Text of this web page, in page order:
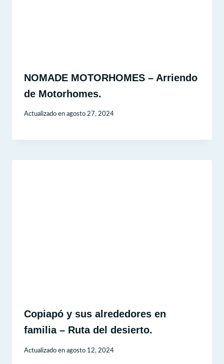
NOMADE MOTORHOMES – Arriendo
de Motorhomes.
Actualizado en agosto 27, 2024
Copiapó y sus alrededores en
familia – Ruta del desierto.
Actualizado en agosto 12, 2024